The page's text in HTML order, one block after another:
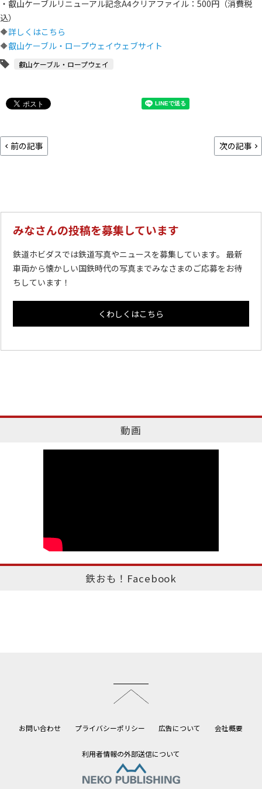
・叡山ケーブルリニューアル記念A4クリアファイル：500円（消費税
込）
🔶詳しくはこちら
🔶叡山ケーブル・ロープウェイウェブサイト
叡山ケーブル・ロープウェイ
前の記事 次の記事
みなさんの投稿を募集しています
鉄道ホビダスでは鉄道写真やニュースを募集しています。 最新
車両から懐かしい国鉄時代の写真までみなさまのご応募をお待
ちしています！
くわしくはこちら
動画
鉄おも！Facebook
お問い合わせ プライバシーポリシー 広告について 会社概要
利用者情報の外部送信について